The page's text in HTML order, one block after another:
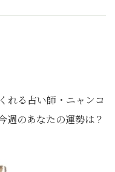
れる占い師・ニャンコ
週のあなたの運勢は？